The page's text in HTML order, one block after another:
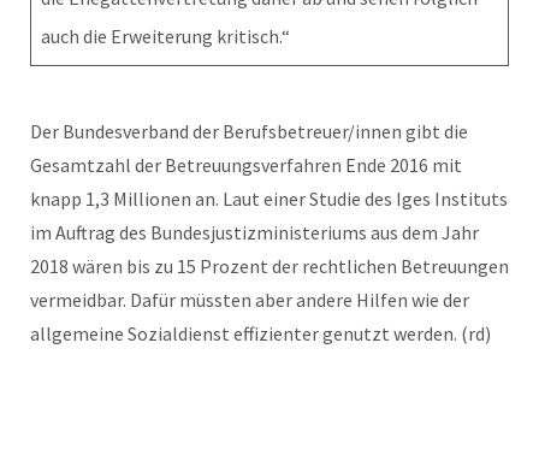
auch die Erweiterung kritisch.“
Der Bundesverband der Berufsbetreuer/innen gibt die
Gesamtzahl der Betreuungsverfahren Ende 2016 mit
knapp 1,3 Millionen an. Laut einer Studie des Iges Instituts
im Auftrag des Bundesjustizministeriums aus dem Jahr
2018 wären bis zu 15 Prozent der rechtlichen Betreuungen
vermeidbar. Dafür müssten aber andere Hilfen wie der
allgemeine Sozialdienst effizienter genutzt werden. (rd)